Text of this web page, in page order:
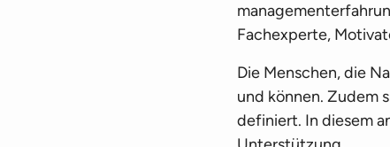
Fachexperte,
Die Menschen, die
und können. Zudem
definiert. In diesem